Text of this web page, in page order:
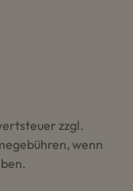
zzgl.
wenn